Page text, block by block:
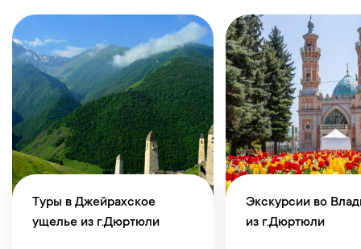
Туры в Джейрахское
ущелье из г.Дюртюли
Экскурсии во
из г.Дюртюли